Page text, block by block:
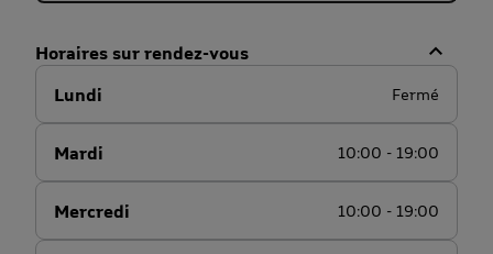
Horaires sur rendez-vous
Lundi Fermé
Mardi 10:00 - 19:00
Mercredi 10:00 - 19:00